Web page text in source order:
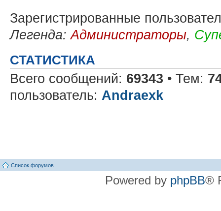
Зарегистрированные
Легенда:Администраторы,
СТАТИСТИКА
Всего сообщений: 69343 • Тем:
пользователь: Andraexk
Список форумов
Powered by phpBB®